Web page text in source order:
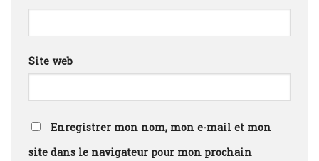
Site web
Enregistrer mon nom, mon e-mail et mon
site dans le navigateur pour mon prochain